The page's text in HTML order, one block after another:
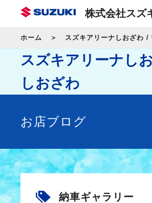
株式会社スズ
ホーム スズキアリーナしおざわ /
スズキアリーナし
しおざわ
お店ブログ
納車ギャラリー